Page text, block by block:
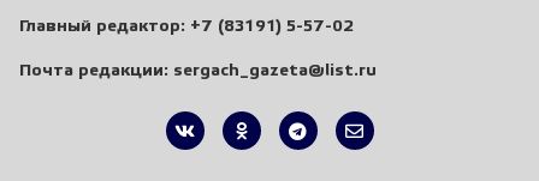
Главный редактор: +7 (83191) 5-57-02
Почта редакции: sergach_gazeta@list.ru